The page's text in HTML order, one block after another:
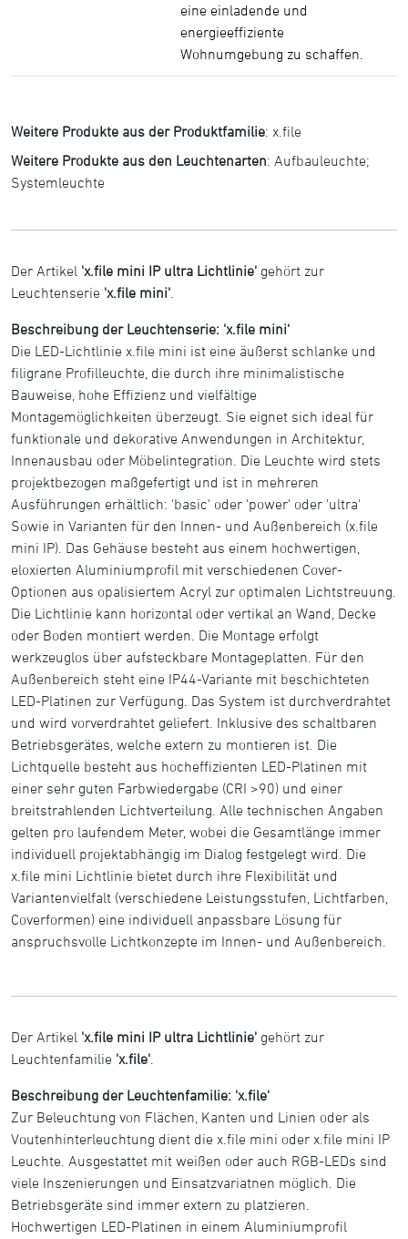
eine einladende und
energieeffiziente
Wohnumgebung zu schaffen.
Weitere Produkte aus der Produktfamilie: x.file
Weitere Produkte aus den Leuchtenarten: Aufbauleuchte;
Systemleuchte
Der Artikel 'x.file mini IP ultra Lichtlinie' gehört zur
Leuchtenserie 'x.file mini'
Beschreibung der Leuchtenserie: 'x.file mini'
Die LED-Lichtlinie x.file mini ist eine äußerst schlanke und
filigrane Profilleuchte, die durch ihre minimalistische
Bauweise, hohe Effizienz und vielfältige
Montagemöglichkeiten überzeugt. Sie eignet sich ideal für
funktionale und dekorative Anwendungen in Architektur,
Innenausbau oder Möbelintegration. Die Leuchte wird stets
projektbezogen maßgefertigt und ist in mehreren
Ausführungen erhältlich: 'basic' oder 'power' oder 'ultra'
Sowie in Varianten für den Innen- und Außenbereich (x.file
mini IP). Das Gehäuse besteht aus einem hochwertigen,
eloxierten Aluminiumprofil mit verschiedenen Cover-
Optionen aus opalisiertem Acryl zur optimalen Lichtstreuung.
Die Lichtlinie kann horizontal oder vertikal an Wand, Decke
oder Boden montiert werden. Die Montage erfolgt
werkzeuglos über aufsteckbare Montageplatten. Für den
Außenbereich steht eine IP44-Variante mit beschichteten
LED-Platinen zur Verfügung. Das System ist durchverdrahtet
und wird vorverdrahtet geliefert. Inklusive des schaltbaren
Betriebsgerätes, welche extern zu montieren ist. Die
Lichtquelle besteht aus hocheffizienten LED-Platinen mit
einer sehr guten Farbwiedergabe (CRI >90) und einer
breitstrahlenden Lichtverteilung. Alle technischen Angaben
gelten pro laufendem Meter, wobei die Gesamtlänge immer
individuell projektabhängig im Dialog festgelegt wird. Die
x.file mini Lichtlinie bietet durch ihre Flexibilität und
Variantenvielfalt (verschiedene Leistungsstufen, Lichtfarben,
Coverformen) eine individuell anpassbare Lösung für
anspruchsvolle Lichtkonzepte im Innen- und Außenbereich.
Der Artikel 'x.file mini IP ultra Lichtlinie' gehört zur
Leuchtenfamilie 'x.file'
Beschreibung der Leuchtenfamilie: 'x.file'
Zur Beleuchtung von Flächen, Kanten und Linien oder als
Voutenhinterleuchtung dient die x.file mini oder x.file mini IP
Leuchte. Ausgestattet mit weißen oder auch RGB-LEDs sind
viele Inszenierungen und Einsatzvariatnen möglich. Die
Betriebsgeräte sind immer extern zu platzieren.
Hochwertigen LED-Platinen in einem Aluminiumprofil